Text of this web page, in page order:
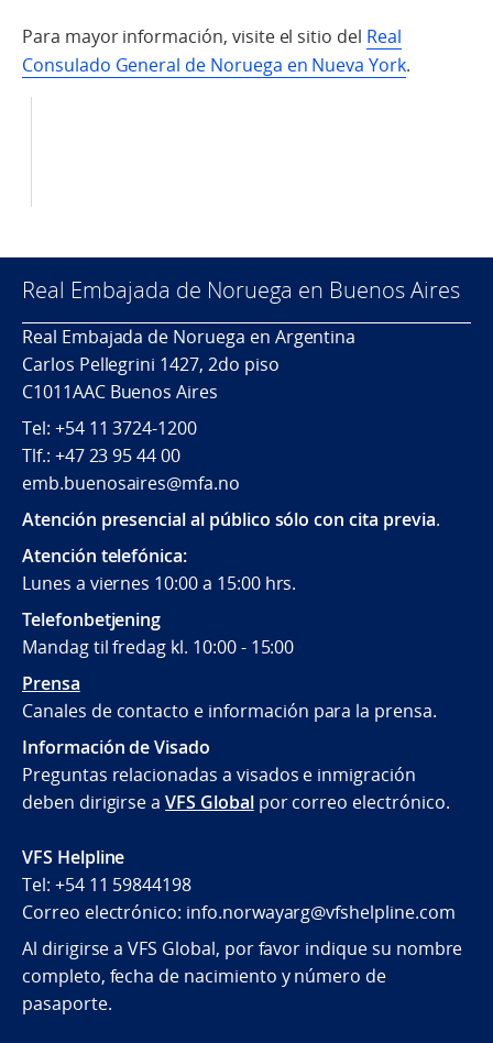
Para mayor información, visite el sitio del Real
Consulado General de Noruega en Nueva York.
Real Embajada de Noruega en Buenos Aires
Real Embajada de Noruega en Argentina
Carlos Pellegrini 1427, 2do piso
C1011AAC Buenos Aires
Tel: +54 11 3724-1200
Tlf.: +47 23 95 44 00
emb.buenosaires@mfa.no
Atención presencial al público sólo con cita previa.
Atención telefónica:
Lunes a viernes 10:00 a 15:00 hrs.
Telefonbetjening
Mandag til fredag kl. 10:00 - 15:00
Prensa
Canales de contacto e información para la prensa.
Información de Visado
Preguntas relacionadas a visados e inmigración
deben dirigirse aVFS Globalpor correo electrónico.
VFS Helpline
Tel: +54 11 59844198
Correo electrónico: info.norwayarg@vfshelpline.com
Al dirigirse a VFS Global, por favor indique su nombre
completo, fecha de nacimiento y número de
pasaporte.